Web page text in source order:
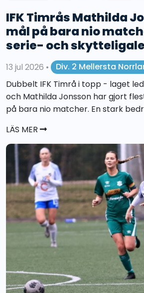
IFK Timrås Mathilda
mål på bara nio
serie- och
13 jul 2026 •
Div. 2 Mellersta
Dubbelt IFK Timrå i topp - laget
och Mathilda Jonsson har gjort
på bara nio matcher. En stark
LÄS MER